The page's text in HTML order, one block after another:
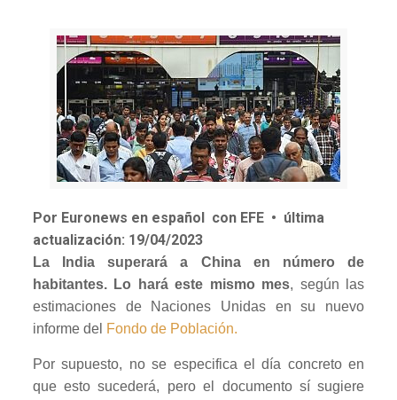
Por Euronews en español con EFE• última
actualización: 19/04/2023
La India superará a China en número de
habitantes. Lo hará este mismo mes, según las
estimaciones de Naciones Unidas en su nuevo
informe del Fondo de Población.
Por supuesto, no se especifica el día concreto en
que esto sucederá, pero el documento sí sugiere